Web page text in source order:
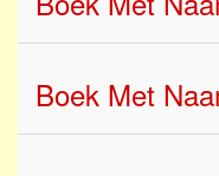
Boek Met